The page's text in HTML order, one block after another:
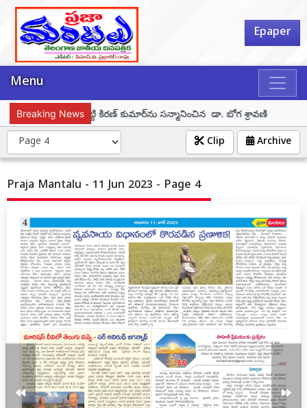
Epaper
Menu
Breaking News
దూరిశెట్టి కిరణ్ కుమార్‌ను సన్మానించిన డా. బోగ శ్రావణి
Archive
Clip
Praja Mantalu - 11 Jun 2023 - Page 4